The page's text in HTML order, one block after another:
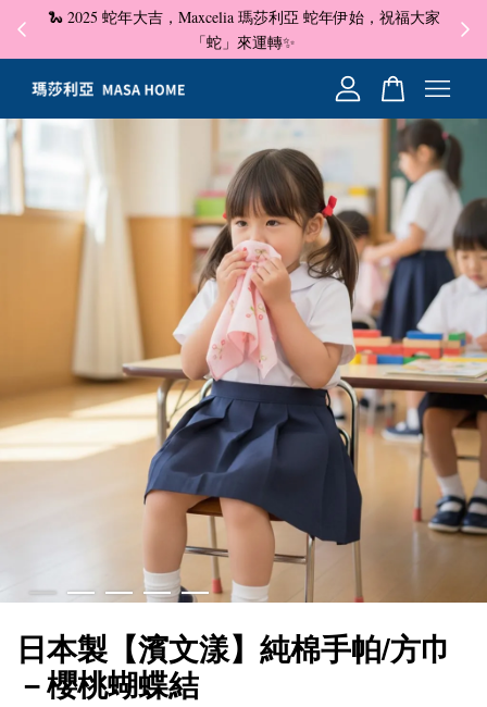
🐍 2025 蛇年大吉，Maxcelia 瑪莎利亞 蛇年伊始，祝福大家
「蛇」來運轉✨
✦
日本製【濱文漾】純棉手帕/方巾
－櫻桃蝴蝶結
您的購物車目前還是空的。
繼續購物